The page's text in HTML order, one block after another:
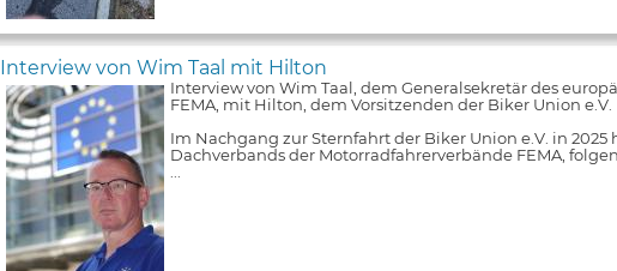
Interview von Wim Taal mit Hilton
Interview von Wim Taal, dem Generalsekretär des
FEMA, mit Hilton, dem Vorsitzenden der Biker Union e.V.
Im Nachgang zur Sternfahrt der Biker Union e.V. in
Dachverbands der Motorradfahrerverbände FEMA,